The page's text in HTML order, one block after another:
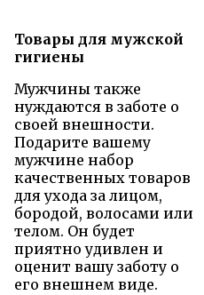
Товары для мужской
гигиены
Мужчины также
нуждаются в заботе о
своей внешности.
Подарите вашему
мужчине набор
качественных товаров
для ухода за лицом,
бородой, волосами или
телом. Он будет
приятно удивлен и
оценит вашу заботу о
его внешнем виде.